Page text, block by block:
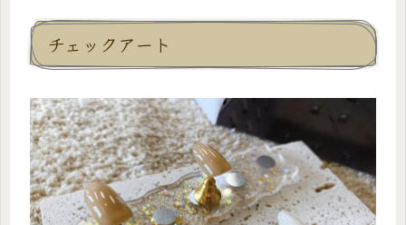
チェックアート